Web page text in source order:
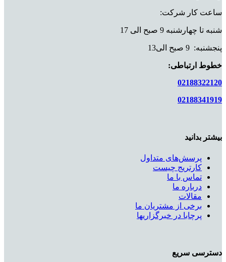
ساعت کار شرکت:
شنبه تا چهارشنبه 9 صبح الی 17
پنجشنبه: 9 صبح الی13
خطوط ارتباطی:
02188322120
02188341919
بیشتر بدانید
پرسش‌های متداول
کارتریج چیست
تماس با ما
درباره ما
مقالات
برخی از مشتریان ما
پرچابا در خبرگزاریها
دسترسی سریع